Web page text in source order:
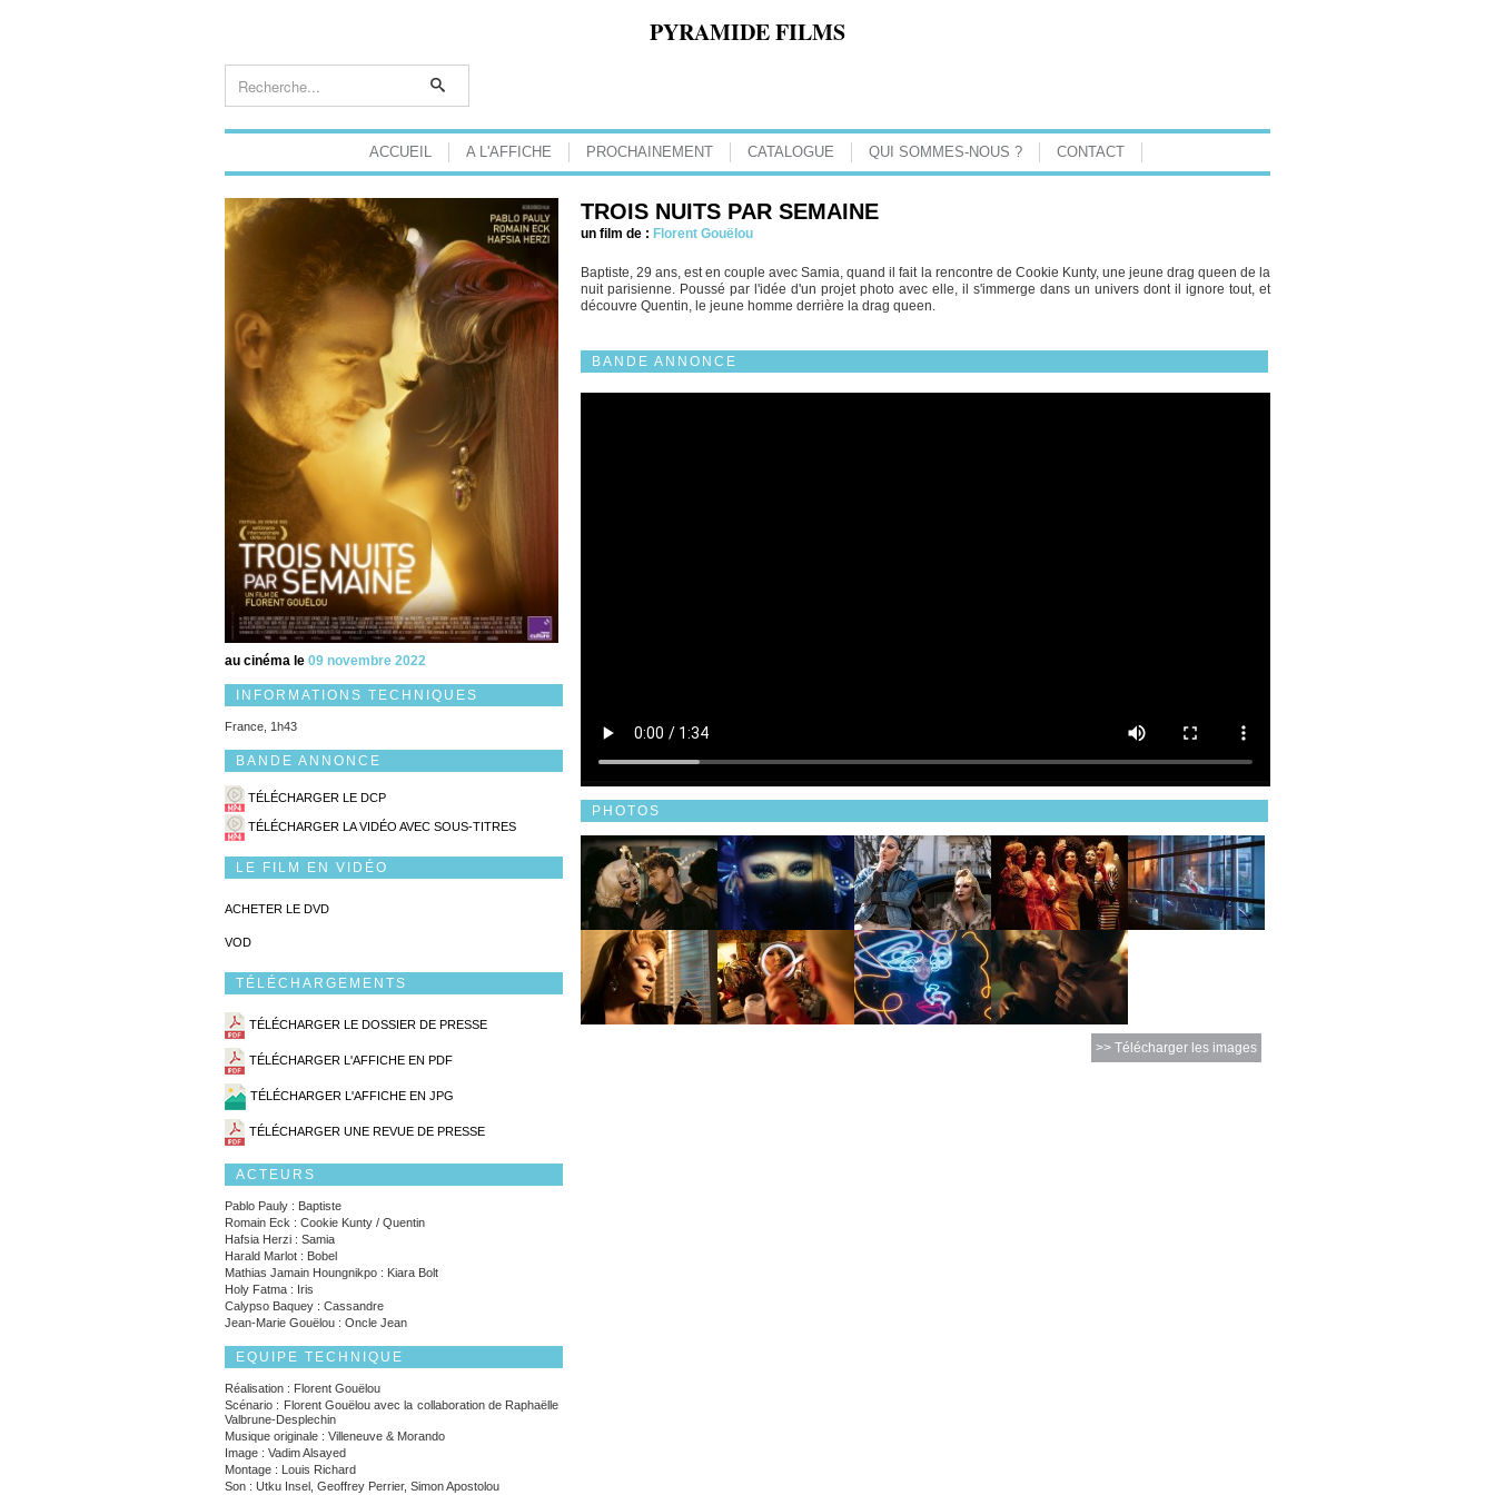
PYRAMIDE FILMS
ACCUEIL A L'AFFICHE PROCHAINEMENT CATALOGUE QUI SOMMES-NOUS ? CONTACT
au cinéma le 09 novembre 2022
INFORMATIONS TECHNIQUES
France, 1h43
BANDE ANNONCE
TÉLÉCHARGER LE DCP
TÉLÉCHARGER LA VIDÉO AVEC SOUS-TITRES
LE FILM EN VIDÉO
ACHETER LE DVD
VOD
TÉLÉCHARGEMENTS
TÉLÉCHARGER LE DOSSIER DE PRESSE
TÉLÉCHARGER L'AFFICHE EN PDF
TÉLÉCHARGER L'AFFICHE EN JPG
TÉLÉCHARGER UNE REVUE DE PRESSE
ACTEURS
Pablo Pauly : Baptiste
Romain Eck : Cookie Kunty / Quentin
Hafsia Herzi : Samia
Harald Marlot : Bobel
Mathias Jamain Houngnikpo : Kiara Bolt
Holy Fatma : Iris
Calypso Baquey : Cassandre
Jean-Marie Gouëlou : Oncle Jean
EQUIPE TECHNIQUE
Réalisation : Florent Gouëlou
Scénario : Florent Gouëlou avec la collaboration de Raphaëlle
Valbrune-Desplechin
Musique originale : Villeneuve & Morando
Image : Vadim Alsayed
Montage : Louis Richard
Son : Utku Insel, Geoffrey Perrier, Simon Apostolou
TROIS NUITS PAR SEMAINE
un film de : Florent Gouëlou
Baptiste, 29 ans, est en couple avec Samia, quand il fait la rencontre de Cookie Kunty, une jeune drag queen de la
nuit parisienne. Poussé par l'idée d'un projet photo avec elle, il s'immerge dans un univers dont il ignore tout, et
découvre Quentin, le jeune homme derrière la drag queen.
BANDE ANNONCE
PHOTOS
>> Télécharger les images